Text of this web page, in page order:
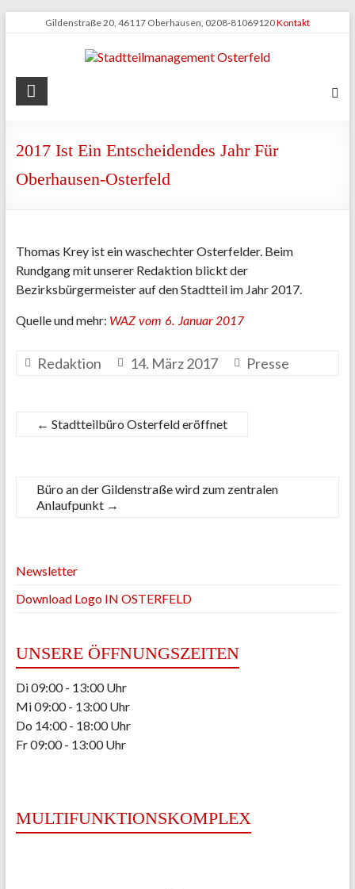
Gildenstraße 20, 46117 Oberhausen, 0208-81069120Kontakt
Stadtteilmanagement
2017 Ist Ein Entscheidendes Jahr Für
Oberhausen-Osterfeld
Thomas Krey ist ein waschechter Osterfelder. Beim
Rundgang mit unserer Redaktion blickt der
Bezirksbürgermeister auf den Stadtteil im Jahr 2017.
Quelle und mehr: WAZ vom 6. Januar 2017
Redaktion 14. März 2017 Presse
← Stadtteilbüro Osterfeld eröffnet
Büro an der Gildenstraße wird zum zentralen
Anlaufpunkt →
Newsletter
Download Logo IN OSTERFELD
UNSERE ÖFFNUNGSZEITEN
Di 09:00 - 13:00 Uhr
Mi 09:00 - 13:00 Uhr
Do 14:00 - 18:00 Uhr
Fr 09:00 - 13:00 Uhr
MULTIFUNKTIONSKOMPLEX